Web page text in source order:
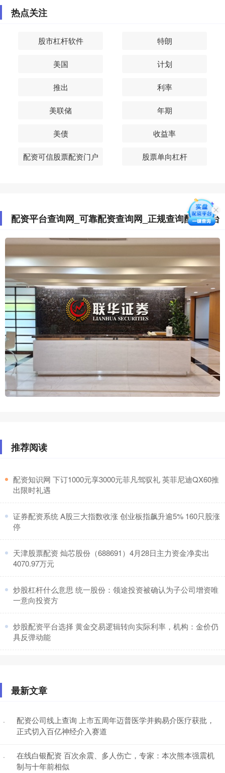
热点关注
股市杠杆软件 特朗
美国 计划
推出 利率
美联储 年期
美债 收益率
配资可信股票配资门户 股票单向杠杆
配资平台查询网_可靠配资查询网_正规查询配资平台
推荐阅读
​配资知识网 下订1000元享3000元菲凡驾驭礼 英菲尼迪QX60推
出限时礼遇
​证券配资系统 A股三大指数收涨 创业板指飙升逾5% 160只股涨
停
​天津股票配资 灿芯股份（688691）4月28日主力资金净卖出
4070.97万元
​炒股杠杆什么意思 统一股份：领途投资被确认为子公司增资唯
一意向投资方
​炒股配资平台选择 黄金交易逻辑转向实际利率，机构：金价仍
具反弹动能
最新文章
·
配资公司线上查询 上市五周年迈普医学并购易介医疗获批，
正式切入百亿神经介入赛道
·
在线白银配资 百次余震、多人伤亡，专家：本次熊本强震机
制与十年前相似